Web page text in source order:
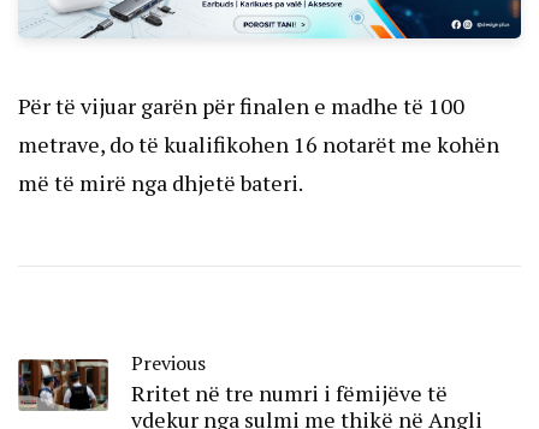
Për të vijuar garën për finalen e madhe të 100
metrave, do të kualifikohen 16 notarët me kohën
më të mirë nga dhjetë bateri.
Previous
Rritet në tre numri i fëmijëve të
vdekur nga sulmi me thikë në Angli